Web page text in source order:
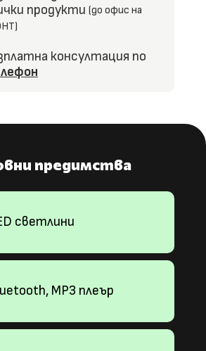
продукти (до офис на
консултация по
предимства
светлини
MP3 плеър